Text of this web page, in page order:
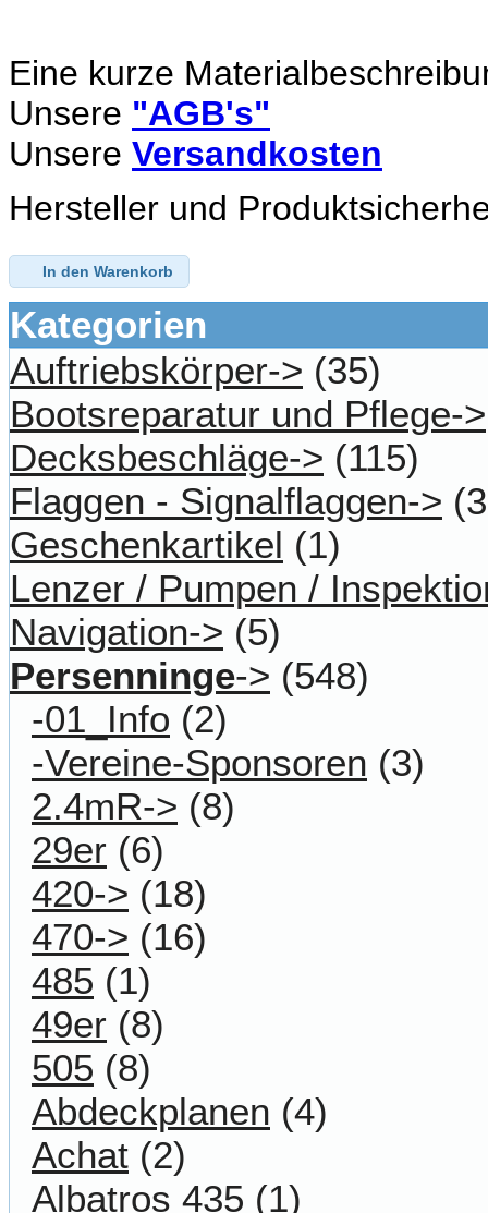
Eine kurze
Unsere "AGB's"
Unsere Versandkosten
Hersteller und
In den Warenkorb
Kategorien
Auftriebskörper-> (35)
Bootsreparatur und Pflege->
Decksbeschläge-> (115)
Flaggen - Signalflaggen->
Geschenkartikel (1)
Lenzer / Pumpen /
Navigation-> (5)
Persenninge-> (548)
-01_Info (2)
-Vereine-Sponsoren (3)
2.4mR-> (8)
29er (6)
420-> (18)
470-> (16)
485 (1)
49er (8)
505 (8)
Abdeckplanen (4)
Achat (2)
Albatros 435 (1)